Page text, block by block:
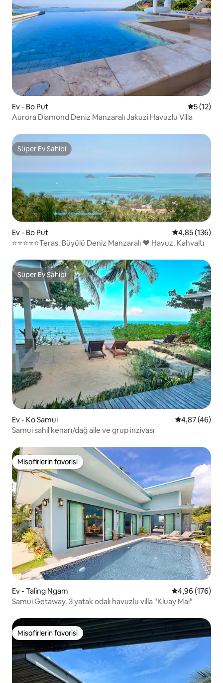
Ev - Bo Put 55 (12)
Aurora Diamond Deniz Manzaralı Jakuzi Havuzlu Villa
Süper Ev Sahibi
Süper Ev Sahibi
Ev - Bo Put 5 üzerinden
4,85 (136)
⭐⭐⭐⭐⭐Teras. Büyülü Deniz Manzaralı ❤️ Havuz. Kahvaltı
Süper Ev Sahibi
Süper Ev Sahibi
Ev - Ko Samui 5 üzerinden
4,87 (46)
Samui sahil kenarı/dağ aile ve grup inzivası
Misafirlerin favorisi
Misafirlerin favorisi
Ev - Taling Ngam 5 üzerinden
4,96 (176)
Samui Getaway. 3 yatak odalı havuzlu villa "Kluay Mai"
Misafirlerin favorisi
Misafirlerin favorisi